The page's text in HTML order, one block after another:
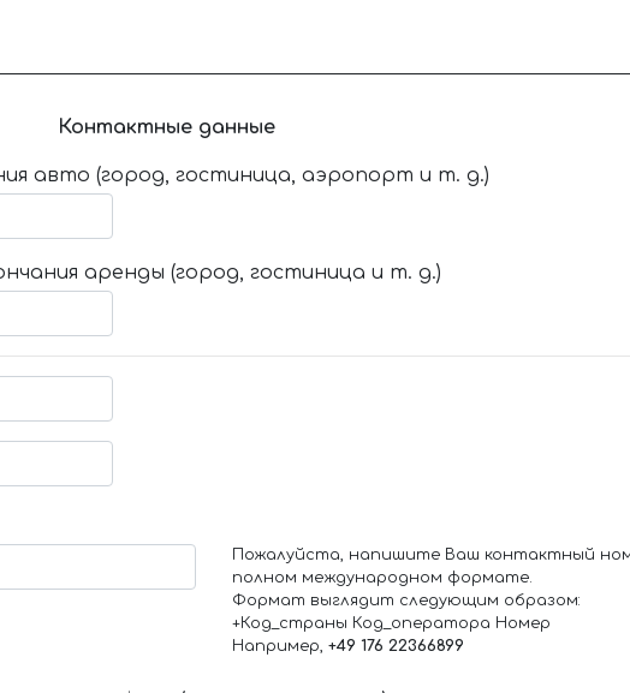
Контактные данные
авто (город, гостиница, аэропорт и т. д.)
аренды (город, гостиница и т. д.)
Пожалуйста, напишите Ваш контактный
полном международном формате.
Формат выглядит следующим образом:
+Код_страны Код_оператора Номер
Например, +49 176 22366899